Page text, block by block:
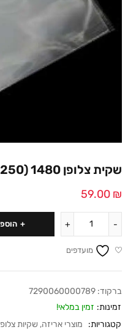
שקית צלופן 1480 (250 במארז)
59.00 ₪
מועדפים
ברקוד: 7290060000789
זמינות: זמין במלאי!
קטגוריות:
מוצרי אריזה, שקיות